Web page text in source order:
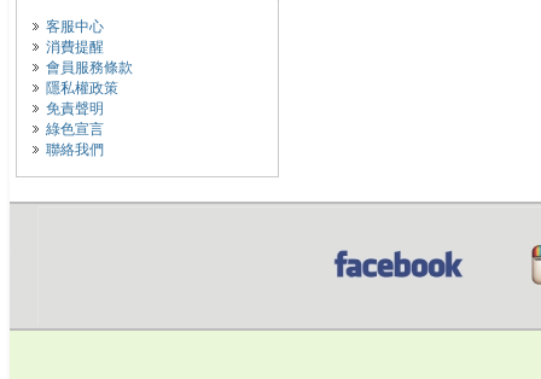
客服中心
消費提醒
會員服務條款
隱私權政策
免責聲明
綠色宣言
聯絡我們